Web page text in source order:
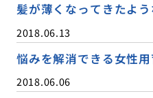
髪が薄くなってきたよう
2018.06.13
悩みを解消できる女性
2018.06.06